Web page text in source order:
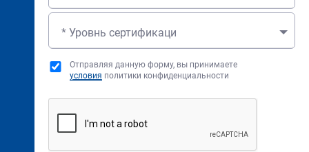
* Уровнь сертификаци
Отправляя данную форму, вы принимаете
условия политики конфиденциальности